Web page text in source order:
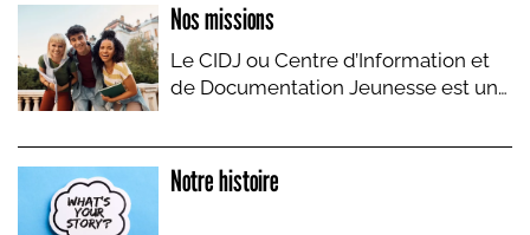
Nos missions
Le CIDJ ou Centre d’Information et
de Documentation Jeunesse est une
Notre histoire